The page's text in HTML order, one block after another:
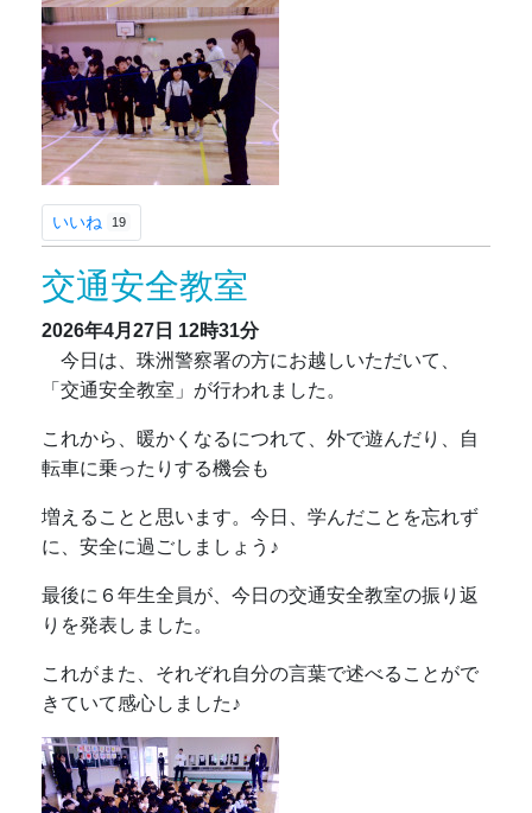
いいね 19
交通安全教室
2026年4月27日 12時31分
今日は、珠洲警察署の方にお越しいただいて、
「交通安全教室」が行われました。
これから、暖かくなるにつれて、外で遊んだり、自
転車に乗ったりする機会も
増えることと思います。今日、学んだことを忘れず
に、安全に過ごしましょう♪
最後に６年生全員が、今日の交通安全教室の振り返
りを発表しました。
これがまた、それぞれ自分の言葉で述べることがで
きていて感心しました♪